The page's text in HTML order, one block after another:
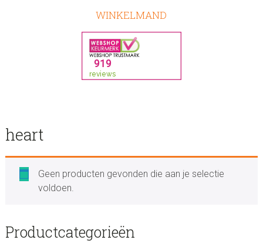
WINKELMAND
heart
Geen producten gevonden die aan je selectie
voldoen.
sidebar
Blog
Productcategorieën